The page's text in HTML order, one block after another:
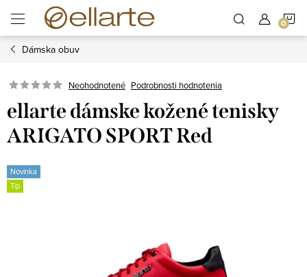
obsah
Dámska obuv
Neohodnotené Podrobnosti hodnotenia
ellarte dámske kožené tenisky
ARIGATO SPORT Red
Novinka
Tip